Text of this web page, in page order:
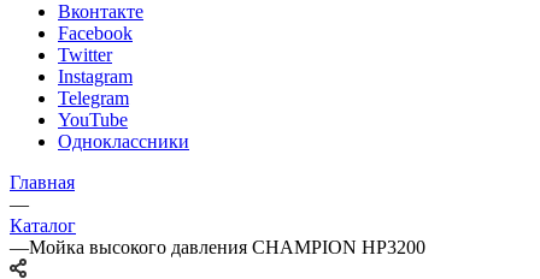
Вконтакте
Facebook
Twitter
Instagram
Telegram
YouTube
Одноклассники
Главная
—
Каталог
—Мойка высокого давления CHAMPION HP3200